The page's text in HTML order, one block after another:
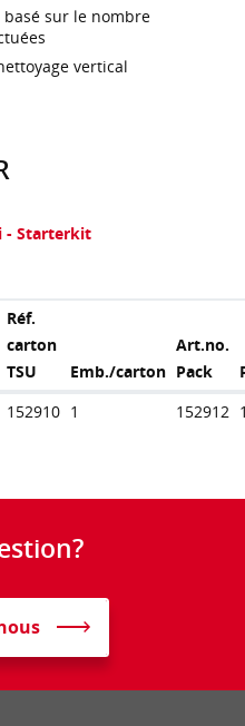
basé sur le nombre
vertical
- Starterkit
Réf.
carton
TSU
Emb./carton
Art.no.
Pack
152910 1 152912